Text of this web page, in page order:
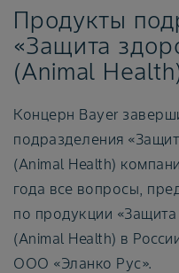
Продукты
«Защита
(Animal
Концерн Bayer
подразделения
(Animal Health)
года все вопросы,
по продукции
(Animal Health) в
ООО «Эланко Рус».